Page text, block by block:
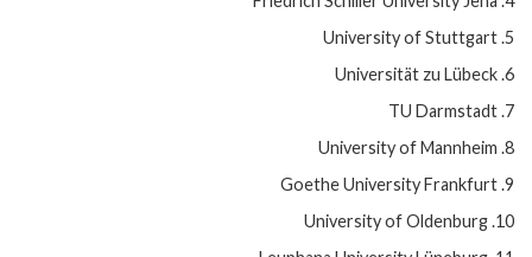
University of Stuttgart
Universität zu Lübeck
TU Darmstadt
University of Mannheim
Goethe University Frankfurt
University of Oldenburg